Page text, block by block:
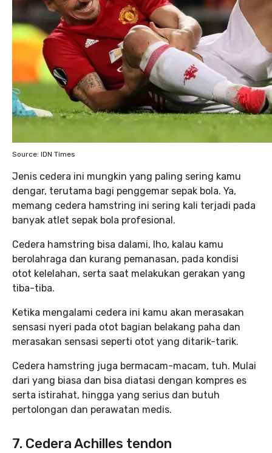
Source: IDN Times
Jenis cedera ini mungkin yang paling sering kamu
dengar, terutama bagi penggemar sepak bola. Ya,
memang cedera hamstring ini sering kali terjadi pada
banyak atlet sepak bola profesional.
Cedera hamstring bisa dalami, lho, kalau kamu
berolahraga dan kurang pemanasan, pada kondisi
otot kelelahan, serta saat melakukan gerakan yang
tiba-tiba.
Ketika mengalami cedera ini kamu akan merasakan
sensasi nyeri pada otot bagian belakang paha dan
merasakan sensasi seperti otot yang ditarik-tarik.
Cedera hamstring juga bermacam-macam, tuh. Mulai
dari yang biasa dan bisa diatasi dengan kompres es
serta istirahat, hingga yang serius dan butuh
pertolongan dan perawatan medis.
7. Cedera Achilles tendon